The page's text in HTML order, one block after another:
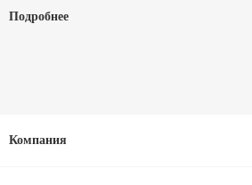
Подробнее
Компания